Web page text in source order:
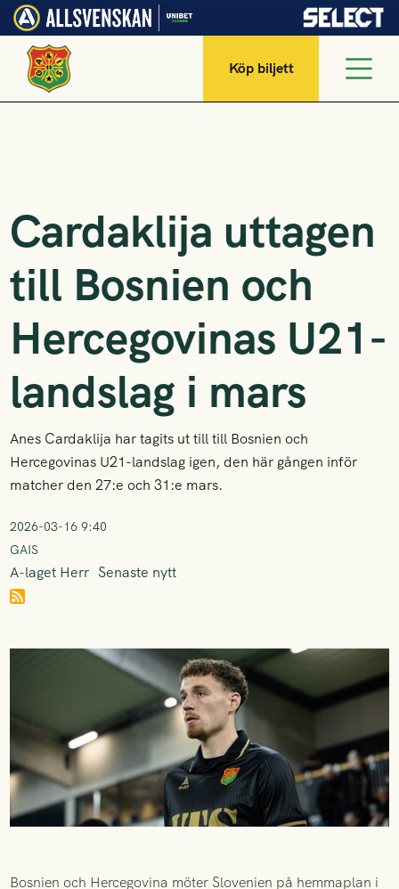
Köp biljett
Cardaklija uttagen
till Bosnien och
Hercegovinas U21-
landslag i mars
Anes Cardaklija har tagits ut till till Bosnien och
Hercegovinas U21-landslag igen, den här gången inför
matcher den 27:e och 31:e mars.
2026-03-16 9:40
GAIS
A-laget Herr Senaste nytt
Bosnien och Hercegovina möter Slovenien på hemmaplan i